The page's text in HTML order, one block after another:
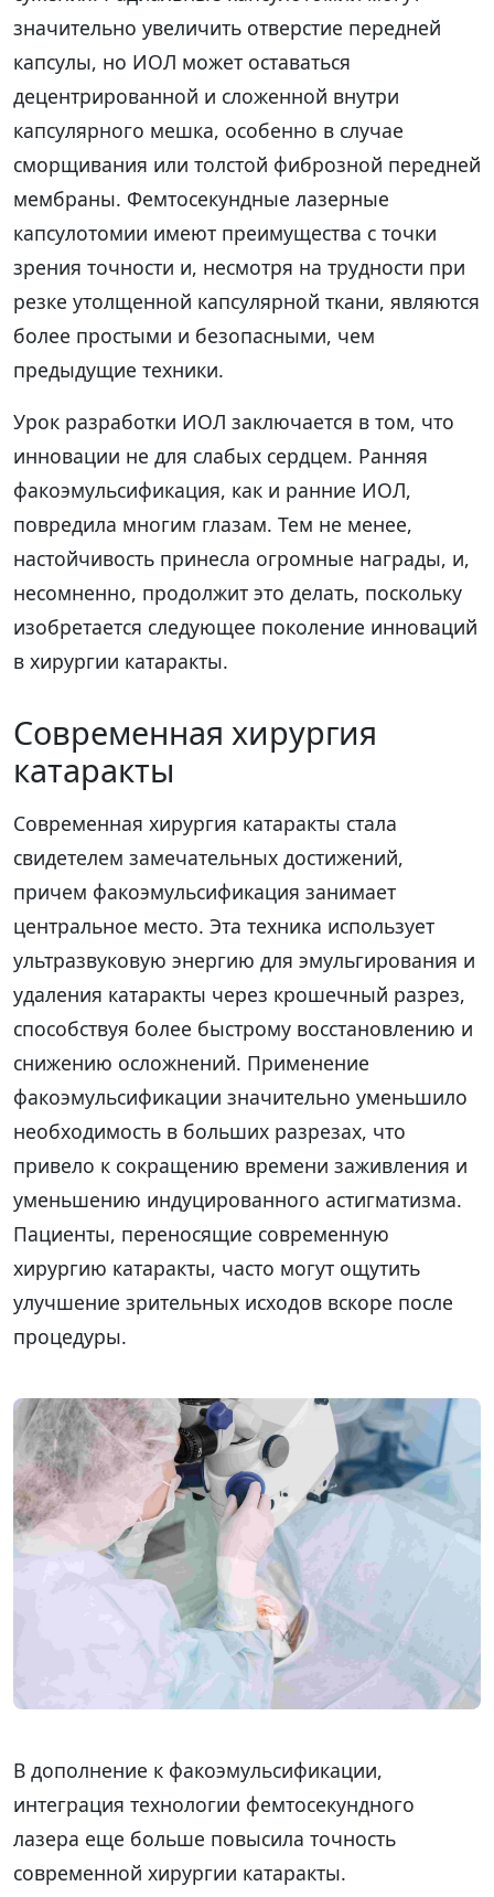
значительно увеличить отверстие передней
капсулы, но ИОЛ может оставаться
децентрированной и сложенной внутри
капсулярного мешка, особенно в случае
сморщивания или толстой фиброзной передней
мембраны. Фемтосекундные лазерные
капсулотомии имеют преимущества с точки
зрения точности и, несмотря на трудности при
резке утолщенной капсулярной ткани, являются
более простыми и безопасными, чем
предыдущие техники.
Урок разработки ИОЛ заключается в том, что
инновации не для слабых сердцем. Ранняя
факоэмульсификация, как и ранние ИОЛ,
повредила многим глазам. Тем не менее,
настойчивость принесла огромные награды, и,
несомненно, продолжит это делать, поскольку
изобретается следующее поколение инноваций
в хирургии катаракты.
Современная хирургия
катаракты
Современная хирургия катаракты стала
свидетелем замечательных достижений,
причем факоэмульсификация занимает
центральное место. Эта техника использует
ультразвуковую энергию для эмульгирования и
удаления катаракты через крошечный разрез,
способствуя более быстрому восстановлению и
снижению осложнений. Применение
факоэмульсификации значительно уменьшило
необходимость в больших разрезах, что
привело к сокращению времени заживления и
уменьшению индуцированного астигматизма.
Пациенты, переносящие современную
хирургию катаракты, часто могут ощутить
улучшение зрительных исходов вскоре после
процедуры.
В дополнение к факоэмульсификации,
интеграция технологии фемтосекундного
лазера еще больше повысила точность
современной хирургии катаракты.